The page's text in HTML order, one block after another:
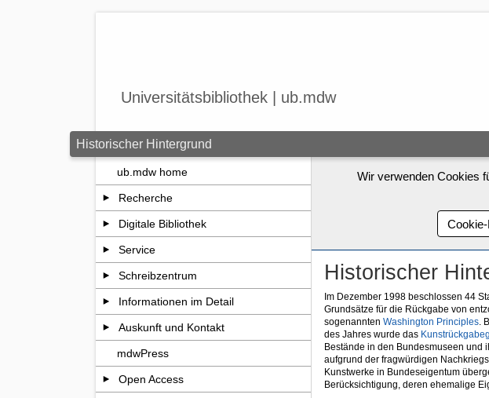
Universitätsbibliothek | ub.mdw
Historischer Hintergrund
ub.mdw home
Recherche
Digitale Bibliothek
Service
Schreibzentrum
Informationen im Detail
Auskunft und Kontakt
mdwPress
Open Access
Wir verwenden Cookies
Historischer
Im Dezember 1998 beschlossen 44
Grundsätze für die Rückgabe von
sogenannten Washington Principles.
des Jahres wurde das
Bestände in den Bundesmuseen und
aufgrund der fragwürdigen
Kunstwerke in Bundeseigentum
Berücksichtigung, deren ehemalige